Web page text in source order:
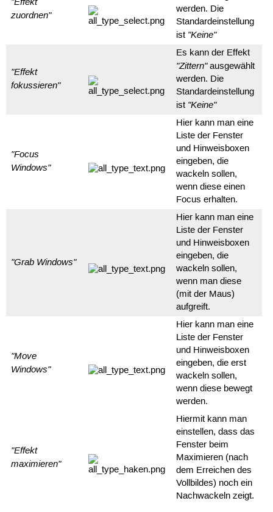
zuordnen"
werden. Die
Standardeinstellung
ist "Keine"
"Effekt
fokussieren"
Es kann der Effekt
"Zittern"ausgewählt
werden. Die
Standardeinstellung
ist "Keine"
"Focus
Windows"
Hier kann man eine
Liste der Fenster
und Hinweisboxen
eingeben, die
wackeln sollen,
wenn diese einen
Focus erhalten.
"Grab Windows"
Hier kann man eine
Liste der Fenster
und Hinweisboxen
eingeben, die
wackeln sollen,
wenn man diese
(mit der Maus)
aufgreift.
"Move
Windows"
Hier kann man eine
Liste der Fenster
und Hinweisboxen
eingeben, die erst
wackeln sollen,
wenn diese bewegt
werden.
"Effekt
maximieren"
Hiermit kann man
einstellen, dass das
Fenster beim
Maximieren (nach
dem Erreichen des
Vollbildes) noch ein
Nachwackeln zeigt.